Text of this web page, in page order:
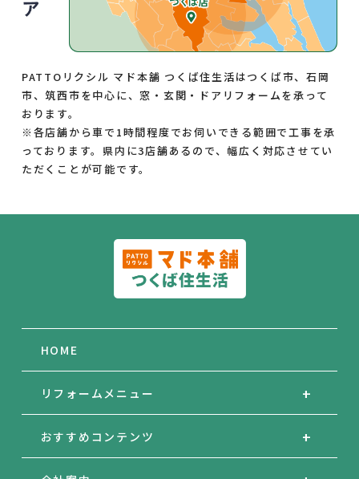
PATTOリクシル マド本舗 つくば住生活はつくば市、石岡
市、筑西市を中心に、窓・玄関・ドアリフォームを承って
おります。
※各店舗から車で1時間程度でお伺いできる範囲で工事を承
っております。県内に3店舗あるので、幅広く対応させてい
ただくことが可能です。
HOME
リフォームメニュー
おすすめコンテンツ